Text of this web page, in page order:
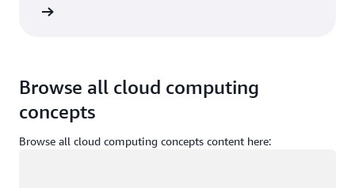
Browse all cloud computing
concepts
Browse all cloud computing concepts content here: